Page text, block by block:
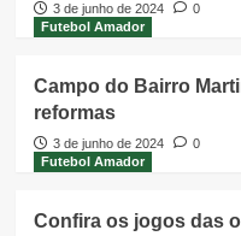
3 de junho de 2024
0
Futebol Amador
Campo do Bairro
reformas
3 de junho de 2024
0
Futebol Amador
Confira os jogos das